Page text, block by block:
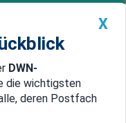
Premium
China
X
DWN-
die wichtigsten
deren Postfach